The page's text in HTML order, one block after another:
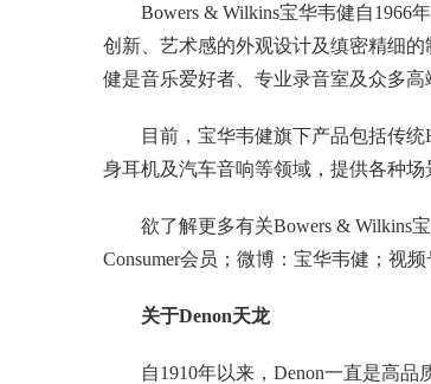
Bowers & Wilkins宝华韦健自1966
创新、艺术感的外观设计及缜密精细
健是音乐爱好者、专业录音室及众多高
目前，宝华韦健旗下产品包括传
身耳机及汽车音响等领域，提供各种场
欲了解更多有关Bowers & Wilkins
Consumer会员；微博：宝华韦健；视频
关于Denon天龙
自1910年以来，Denon一直是高